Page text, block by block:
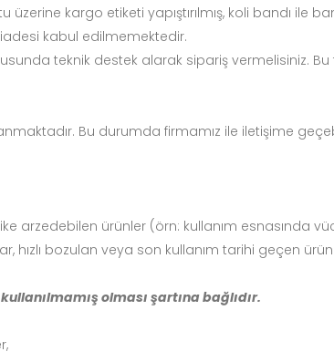
kargo etiketi yapıştırılmış, koli bandı ile
kabul edilmemektedir.
teknik destek alarak sipariş vermelisiniz. Bu
Bu durumda firmamız ile iletişime
arzedebilen ürünler (örn: kullanım
hızlı bozulan veya son kullanım tarihi geçen
olması şartına bağlıdır.